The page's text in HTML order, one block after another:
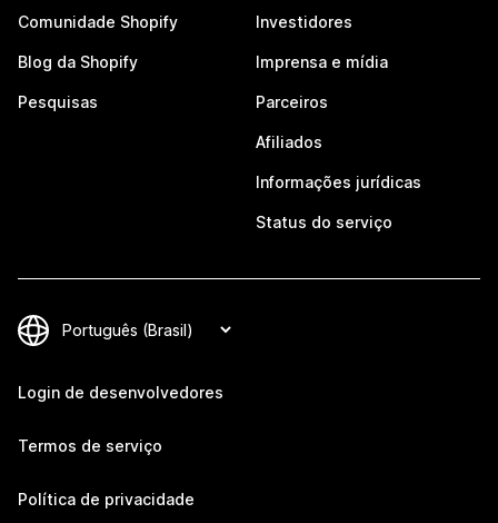
Comunidade Shopify
Blog da Shopify
Pesquisas
Investidores
Imprensa e mídia
Parceiros
Afiliados
Informações jurídicas
Status do serviço
Login de desenvolvedores
Termos de serviço
Política de privacidade